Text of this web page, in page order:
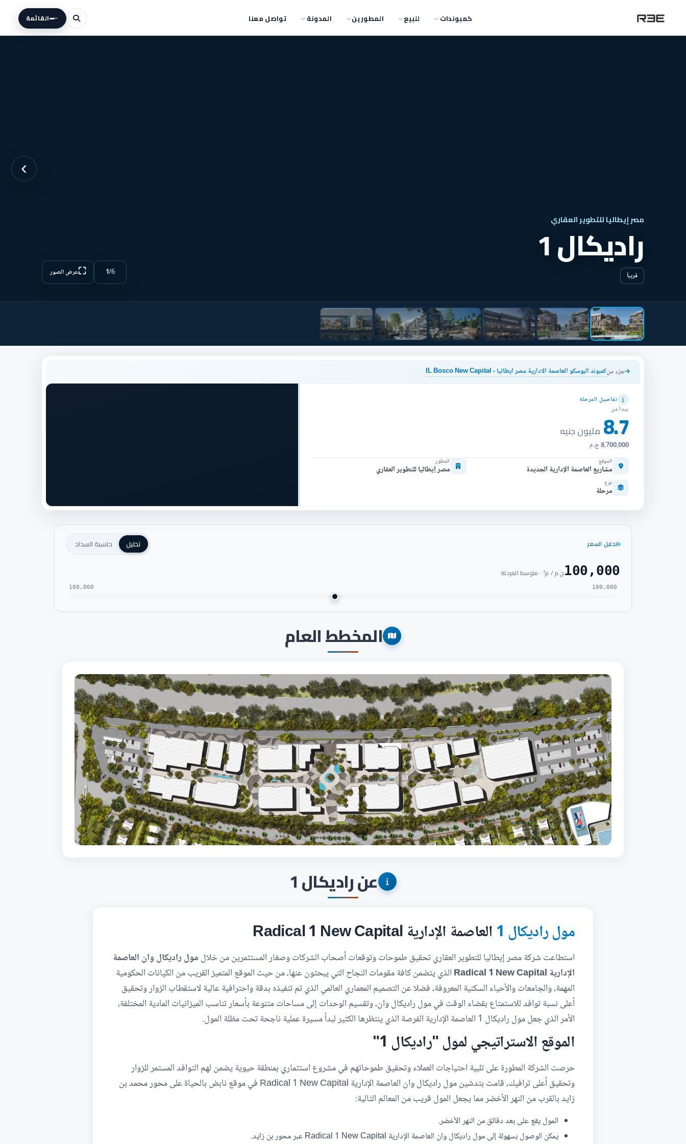
كمبوندات للبيع المطورين المدونة تواصل معنا القائمة
›
مصر إيطاليا للتطوير العقاري
راديكال 1
قريباً 1/6
⛶عرض الصور
جزء منكمبوند البوسكو العاصمة الادارية مصر ايطاليا - IL Bosco New Capital
تفاصيل المرحلة
يبدأ من
8.7 مليون جنيه
8,700,000 ج.م
الموقع
مشاريع العاصمة الإدارية الجديدة
المطور
مصر إيطاليا للتطوير العقاري
نوع
مرحلة
تحليل السعر تحليل حاسبة السداد
100,000ج.م / م² · متوسط المرحلة
100,000
100,000
المخطط العام
عن راديكال 1
مول راديكال 1 العاصمة الإدارية Radical 1 New Capital
استطاعت شركة مصر إيطاليا للتطوير العقاري تحقيق طموحات وتوقعات أصحاب الشركات وصغار المستثمرين من خلال مول راديكال وان العاصمة
الإدارية Radical 1 New Capital
الذي يتضمن كافة مقومات النجاح التي يبحثون عنها، من حيث الموقع المتميز القريب من الكيانات الحكومية
المهمة، والجامعات والأحياء السكنية المعروفة، فضلا عن التصميم المعماري العالمي الذي تم تنفيذه بدقة واحترافية عالية لاستقطاب الزوار وتحقيق
أعلى نسبة توافد للاستمتاع بقضاء الوقت في مول راديكال وان، وتقسيم الوحدات إلى مساحات متنوعة بأسعار تناسب الميزانيات المادية المختلفة،
الأمر الذي جعل مول راديكال 1 العاصمة الإدارية الفرصة الذي ينتظرها الكثير لبدأ مسيرة عملية ناجحة تحت مظلة المول.
الموقع الاستراتيجي لمول "راديكال 1"
حرصت الشركة المطورة على تلبية احتياجات العملاء وتحقيق طموحاتهم في مشروع استثماري بمنطقة حيوية يضمن لهم التوافد المستمر للزوار
وتحقيق أعلى ترافيك، قامت بتدشين مول راديكال وان العاصمة الإدارية Radical 1 New Capital في موقع نابض بالحياة على محور محمد بن
زايد بالقرب من النهر الأخضر مما يجعل المول قريب من المعالم التالية:
المول يقع على بعد دقائق من النهر الأخضر.
يمكن الوصول بسهولة إلى مول راديكال وان العاصمة الإدارية Radical 1 New Capital عبر محور بن زايد.